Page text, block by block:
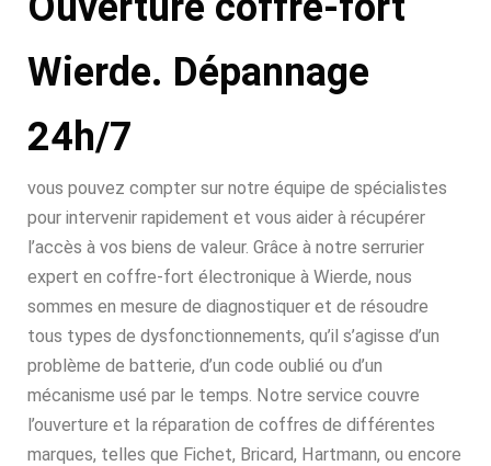
Wierde. Dépannage
24h/7
vous pouvez compter sur notre équipe de spécialistes
pour intervenir rapidement et vous aider à récupérer
l’accès à vos biens de valeur. Grâce à notre serrurier
expert en coffre-fort électronique à Wierde, nous
sommes en mesure de diagnostiquer et de résoudre
tous types de dysfonctionnements, qu’il s’agisse d’un
problème de batterie, d’un code oublié ou d’un
mécanisme usé par le temps. Notre service couvre
l’ouverture et la réparation de coffres de différentes
marques, telles que Fichet, Bricard, Hartmann, ou encore